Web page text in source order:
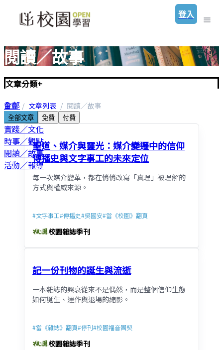
登入
閱讀／故事
文章分類+
全部
聖經／神學
實踐／文化
時事／觀點
閱讀／故事
活動／報導
首頁 文章列表 閱讀／故事
全部文章 免費 付費
聖道、媒介與靈光：媒介變遷中的信仰
傳播史與文字事工的未來定位
每一次媒介變革，都在悄悄改寫「真理」被理解的
方式與權威來源。
#文字事工#傳播史#吳國安#當《校園》翻頁
校園雜誌季刊
記一份刊物的誕生與流逝
一本雜誌的興衰從來不是偶然，而是整個信仰生態
如何誕生、運作與退場的縮影。
#當《雜誌》翻頁#停刊#校園福音團契
校園雜誌季刊